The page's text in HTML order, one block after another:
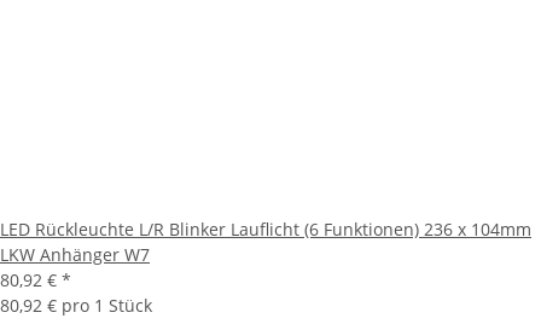
LED Rückleuchte L/R Blinker Lauflicht (6 Funktionen) 236 x 104mm
LKW Anhänger W7
80,92 € *
80,92 € pro 1 Stück